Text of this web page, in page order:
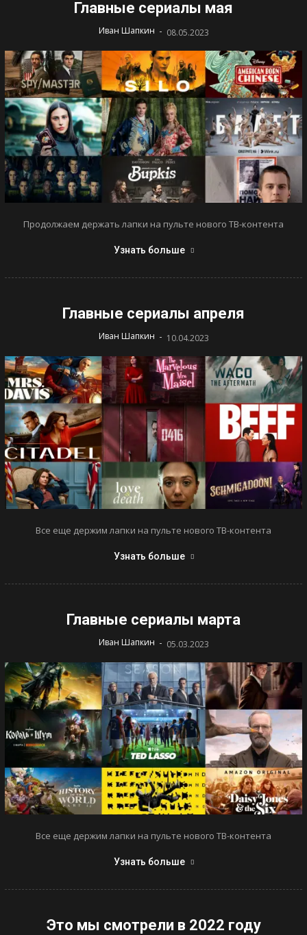
Главные сериалы мая
Иван Шапкин - 08.05.2023
Продолжаем держать лапки на пульте нового ТВ-контента
Узнать больше
Главные сериалы апреля
Иван Шапкин - 10.04.2023
Все еще держим лапки на пульте нового ТВ-контента
Узнать больше
Главные сериалы марта
Иван Шапкин - 05.03.2023
Все еще держим лапки на пульте нового ТВ-контента
Узнать больше
Это мы смотрели в 2022 году